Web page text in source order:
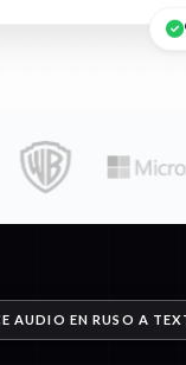
AUDIO EN RUSO A